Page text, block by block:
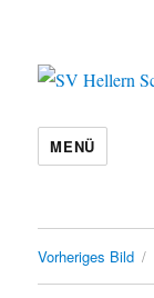
MENÜ
Vorheriges Bild